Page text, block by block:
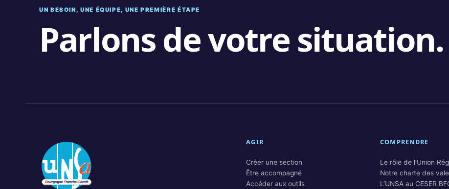
UN BESOIN, UNE ÉQUIPE, UNE PREMIÈRE ÉTAPE
Parlons de votre situation.
AGIR
Créer une section
Être accompagné
Accéder aux outils
COMPRENDRE
Le rôle de l’Union
Notre charte des
L’UNSA au CESER